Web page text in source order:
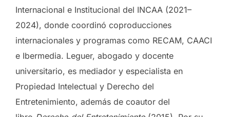
Internacional e Institucional del INCAA (2021–
2024), donde coordinó coproducciones
internacionales y programas como RECAM, CAACI
e Ibermedia. Leguer, abogado y docente
universitario, es mediador y especialista en
Propiedad Intelectual y Derecho del
Entretenimiento, además de coautor del